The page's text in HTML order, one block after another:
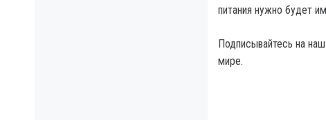
питания нужно будет
Подписывайтесь на
мире.